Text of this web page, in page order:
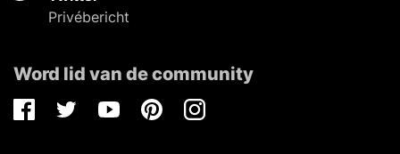
Privébericht
Word lid van de community
FacebookTwitterYoutubePinterestInstagram